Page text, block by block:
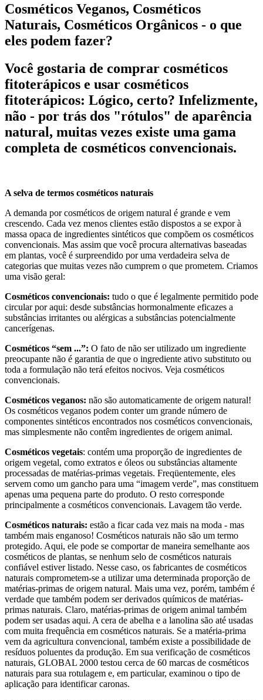
Cosméticos Veganos, Cosméticos
Naturais, Cosméticos Orgânicos - o que
eles podem fazer?
Você gostaria de comprar cosméticos
fitoterápicos e usar cosméticos
fitoterápicos: Lógico, certo? Infelizmente,
não - por trás dos "rótulos" de aparência
natural, muitas vezes existe uma gama
completa de cosméticos convencionais.
A selva de termos cosméticos naturais
A demanda por cosméticos de origem natural é grande e vem
crescendo. Cada vez menos clientes estão dispostos a se expor à
massa opaca de ingredientes sintéticos que compõem os cosméticos
convencionais. Mas assim que você procura alternativas baseadas
em plantas, você é surpreendido por uma verdadeira selva de
categorias que muitas vezes não cumprem o que prometem. Criamos
uma visão geral:
Cosméticos convencionais: tudo o que é legalmente permitido pode
circular por aqui: desde substâncias hormonalmente eficazes a
substâncias irritantes ou alérgicas a substâncias potencialmente
cancerígenas.
Cosméticos “sem ...”: O fato de não ser utilizado um ingrediente
preocupante não é garantia de que o ingrediente ativo substituto ou
toda a formulação não terá efeitos nocivos. Veja cosméticos
convencionais.
Cosméticos veganos: não são automaticamente de origem natural!
Os cosméticos veganos podem conter um grande número de
componentes sintéticos encontrados nos cosméticos convencionais,
mas simplesmente não contêm ingredientes de origem animal.
Cosméticos vegetais: contém uma proporção de ingredientes de
origem vegetal, como extratos e óleos ou substâncias altamente
processadas de matérias-primas vegetais. Freqüentemente, eles
servem como um gancho para uma “imagem verde”, mas constituem
apenas uma pequena parte do produto. O resto corresponde
principalmente a cosméticos convencionais. Lavagem tão verde.
Cosméticos naturais: estão a ficar cada vez mais na moda - mas
também mais enganoso! Cosméticos naturais não são um termo
protegido. Aqui, ele pode se comportar de maneira semelhante aos
cosméticos de plantas, se nenhum selo de cosméticos naturais
confiável estiver listado. Nesse caso, os fabricantes de cosméticos
naturais comprometem-se a utilizar uma determinada proporção de
matérias-primas de origem natural. Mais uma vez, porém, também é
verdade que também podem ser derivados químicos de matérias-
primas naturais. Claro, matérias-primas de origem animal também
podem ser usadas aqui. A cera de abelha e a lanolina são até usadas
com muita frequência em cosméticos naturais. Se a matéria-prima
vem da agricultura convencional, também existe a possibilidade de
resíduos poluentes da produção. Em sua verificação de cosméticos
naturais, GLOBAL 2000 testou cerca de 60 marcas de cosméticos
naturais para sua rotulagem e, em particular, examinou o tipo de
aplicação para identificar caronas.